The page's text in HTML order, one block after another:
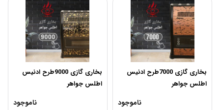
بخاری گازی 7000طرح ادنیس
اطلس جواهر
ناموجود
بخاری گازی 9000طرح ادنیس
اطلس جواهر
ناموجود